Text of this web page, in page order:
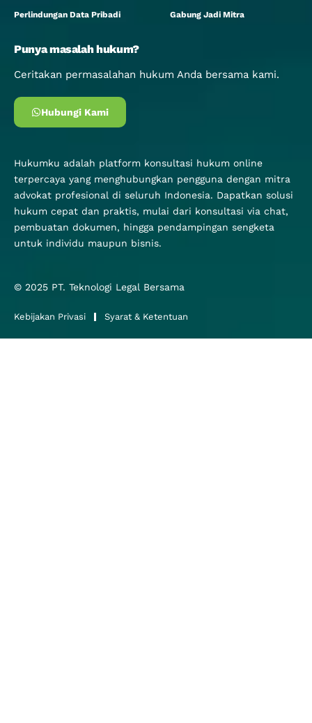
Perlindungan Data Pribadi Gabung Jadi Mitra
Punya masalah hukum?
Ceritakan permasalahan hukum Anda bersama kami.
Hubungi Kami
Hukumku adalah platform konsultasi hukum online
terpercaya yang menghubungkan pengguna dengan mitra
advokat profesional di seluruh Indonesia. Dapatkan solusi
hukum cepat dan praktis, mulai dari konsultasi via chat,
pembuatan dokumen, hingga pendampingan sengketa
untuk individu maupun bisnis.
© 2025 PT. Teknologi Legal Bersama
Kebijakan Privasi Syarat & Ketentuan